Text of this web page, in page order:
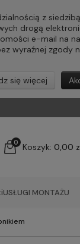
z
drogą
e-mail na
wyraźnej zgody
się więcej
Koszyk: 0,00
0
USŁUGI MONTAŻU